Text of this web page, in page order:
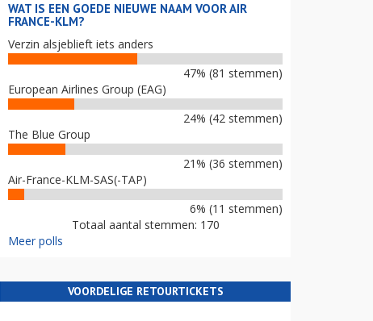
WAT IS EEN GOEDE NIEUWE NAAM VOOR AIR
FRANCE-KLM?
Verzin alsjeblieft iets anders
47% (81 stemmen)
European Airlines Group (EAG)
24% (42 stemmen)
The Blue Group
21% (36 stemmen)
Air-France-KLM-SAS(-TAP)
6% (11 stemmen)
Totaal aantal stemmen: 170
Meer polls
VOORDELIGE RETOURTICKETS